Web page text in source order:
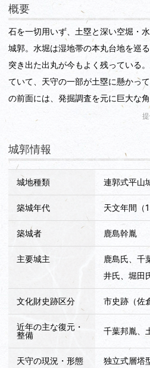
概要
石を一切用いず、土塁と深い空堀・
城郭。水堀は湿地帯の本丸台地を巡
突き出た出丸が今もよく残っている
ていて、天守の一部が土塁に懸かっ
の前面には、発掘調査を元に巨大な
城郭情報
城地種類 連郭式平山
築城年代 天文年間（
築城者 鹿島幹胤
主要城主
鹿島氏、千
井氏、堀田
文化財史跡区分 市史跡（佐
近年の主な復元・
整備
千葉邦胤、
天守の現況・形態
独立式層塔